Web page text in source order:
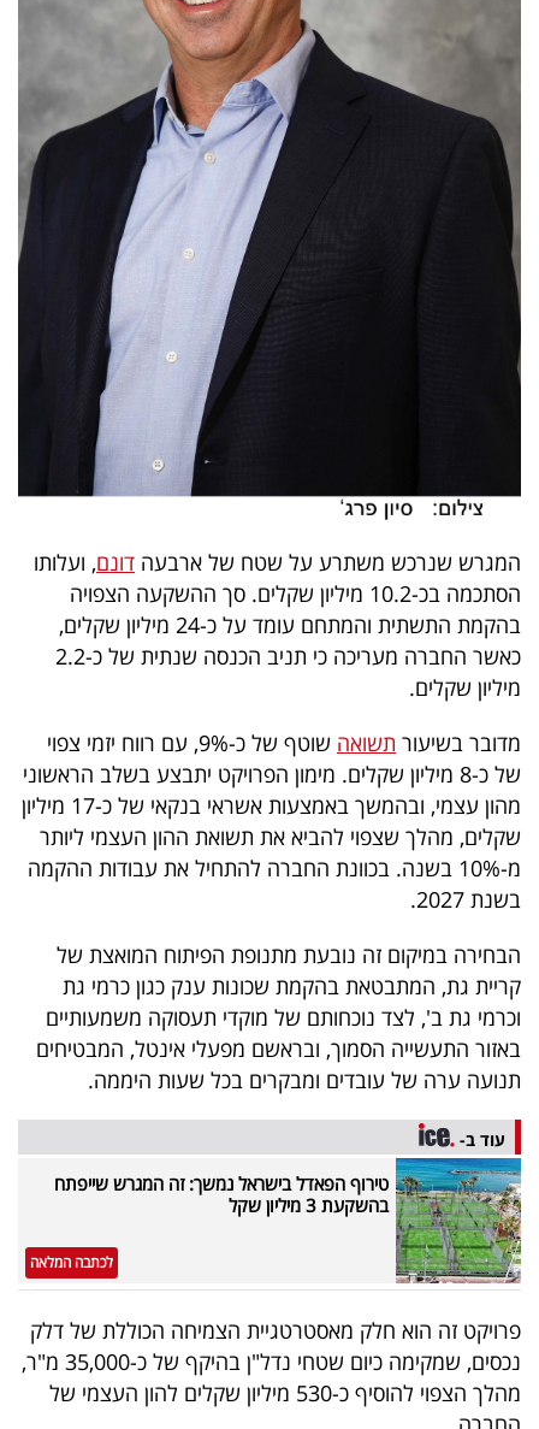
ניוזלטרים
מייל
אדום
אחרינו:
המגרש שנרכש משתרע על שטח של ארבעה דונם, ועלותו
הסתכמה בכ-10.2 מיליון שקלים. סך ההשקעה הצפויה
בהקמת התשתית והמתחם עומד על כ-24 מיליון שקלים,
כאשר החברה מעריכה כי תניב הכנסה שנתית של כ-2.2
מיליון שקלים.
מדובר בשיעור תשואה
שוטף של כ-9%, עם רווח יזמי צפוי
של כ-8 מיליון שקלים. מימון הפרויקט יתבצע בשלב הראשוני
מהון עצמי, ובהמשך באמצעות אשראי בנקאי של כ-17 מיליון
שקלים, מהלך שצפוי להביא את תשואת ההון העצמי ליותר
מ-10% בשנה. בכוונת החברה להתחיל את עבודות ההקמה
בשנת 2027.
הבחירה במיקום זה נובעת מתנופת הפיתוח המואצת של
קריית גת, המתבטאת בהקמת שכונות ענק כגון כרמי גת
וכרמי גת ב', לצד נוכחותם של מוקדי תעסוקה משמעותיים
באזור התעשייה הסמוך, ובראשם מפעלי אינטל, המבטיחים
תנועה ערה של עובדים ומבקרים בכל שעות היממה.
עוד ב-
טירוף הפאדל בישראל נמשך: זה המגרש שייפתח
בהשקעת 3 מיליון שקל
לכתבה המלאה
פרויקט זה הוא חלק מאסטרטגיית הצמיחה הכוללת של דלק
נכסים, שמקימה כיום שטחי נדל"ן בהיקף של כ-35,000 מ"ר,
מהלך הצפוי להוסיף כ-530 מיליון שקלים להון העצמי של